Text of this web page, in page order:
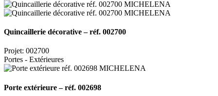
Quincaillerie décorative – réf. 002700
Projet: 002700
Portes - Extérieures
Porte extérieure – réf. 002698